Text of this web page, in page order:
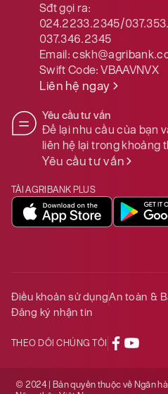
Sđt gọi ra:
024.2233.2345/
037.346.2345
Email:
Swift Code:VBAAVNVX
Liên hệ ngay
Yêu cầu tư vấn
Để lại nhu cầu của bạn
liên hệ lại trong khoảng
Yêu cầu tư vấn
TẢI AGRIBANK PLUS
Điều khoản sử dụngAn toàn &
Đăng ký nhận tin
THEO DÕI CHÚNG TÔI
© 2024 | Bản quyền thuộc về Ngân